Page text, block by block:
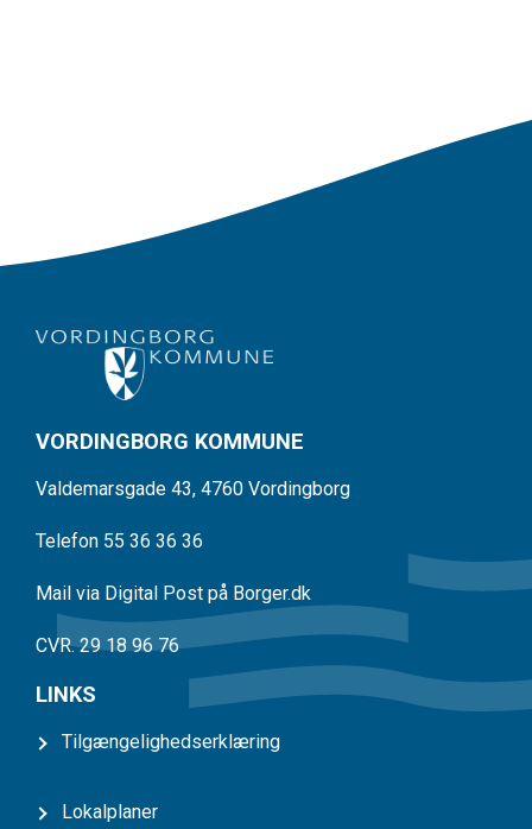
VORDINGBORG KOMMUNE
Valdemarsgade 43, 4760 Vordingborg
Telefon 55 36 36 36
Mail via Digital Post på Borger.dk
CVR. 29 18 96 76
LINKS
Tilgængelighedserklæring
Lokalplaner